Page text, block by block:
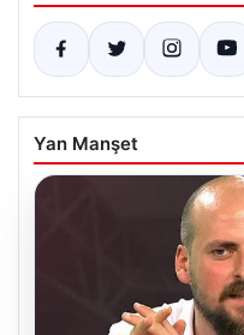
Yan Manşet